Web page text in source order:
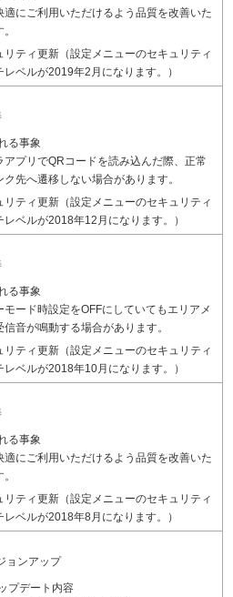
適にご利用いただけるよう品質を改善いた
リティ更新（設定メニューのセキュリティ
レベルが2019年2月になります。）
る事象
アプリでQRコードを読み込んだ際、正常
ク先へ遷移しない場合があります。
リティ更新（設定メニューのセキュリティ
レベルが2018年12月になります。）
る事象
モード時設定をOFFにしていてもエリアメ
信音が鳴動する場合があります。
リティ更新（設定メニューのセキュリティ
レベルが2018年10月になります。）
る事象
適にご利用いただけるよう品質を改善いた
リティ更新（設定メニューのセキュリティ
レベルが2018年8月になります。）
ョンアップ
プデート内容